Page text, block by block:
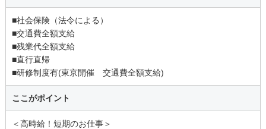
■社会保険（法令による）
■交通費全額支給
■残業代全額支給
■直行直帰
■研修制度有(東京開催 交通費全額支給)
ここがポイント
＜高時給！短期のお仕事＞